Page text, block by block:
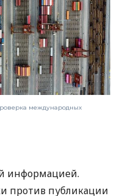
международных
информацией.
против публикации